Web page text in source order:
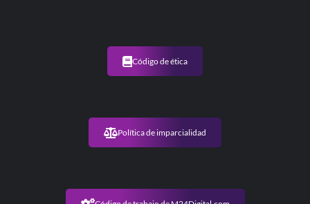
Código de ética
Política de imparcialidad